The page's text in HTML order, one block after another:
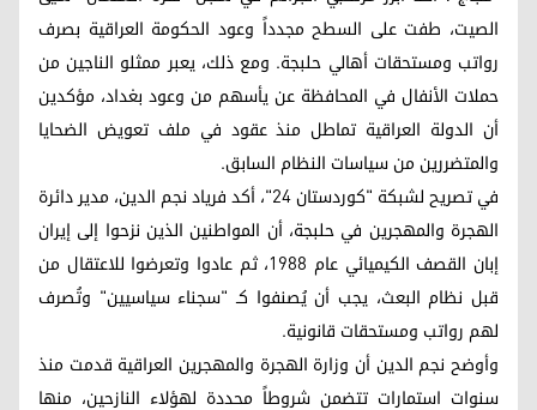
الصيت، طفت على السطح مجدداً وعود الحكومة العراقية بصرف
رواتب ومستحقات أهالي حلبجة. ومع ذلك، يعبر ممثلو الناجين من
حملات الأنفال في المحافظة عن يأسهم من وعود بغداد، مؤكدين
أن الدولة العراقية تماطل منذ عقود في ملف تعويض الضحايا
والمتضررين من سياسات النظام السابق.
في تصريح لشبكة "كوردستان 24"، أكد فرياد نجم الدين، مدير دائرة
الهجرة والمهجرين في حلبجة، أن المواطنين الذين نزحوا إلى إيران
إبان القصف الكيميائي عام 1988، ثم عادوا وتعرضوا للاعتقال من
قبل نظام البعث، يجب أن يُصنفوا كـ "سجناء سياسيين" وتُصرف
لهم رواتب ومستحقات قانونية.
وأوضح نجم الدين أن وزارة الهجرة والمهجرين العراقية قدمت منذ
سنوات استمارات تتضمن شروطاً محددة لهؤلاء النازحين، منها